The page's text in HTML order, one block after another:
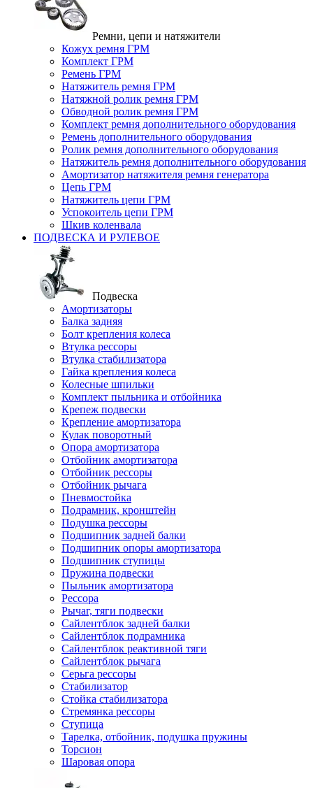
Ремни, цепи и натяжители
Кожух ремня ГРМ
Комплект ГРМ
Ремень ГРМ
Натяжитель ремня ГРМ
Натяжной ролик ремня ГРМ
Обводной ролик ремня ГРМ
Комплект ремня дополнительного оборудования
Ремень дополнительного оборудования
Ролик ремня дополнительного оборудования
Натяжитель ремня дополнительного оборудования
Амортизатор натяжителя ремня генератора
Цепь ГРМ
Натяжитель цепи ГРМ
Успокоитель цепи ГРМ
Шкив коленвала
ПОДВЕСКА И РУЛЕВОЕ
Подвеска
Амортизаторы
Балка задняя
Болт крепления колеса
Втулка рессоры
Втулка стабилизатора
Гайка крепления колеса
Колесные шпильки
Комплект пыльника и отбойника
Крепеж подвески
Крепление амортизатора
Кулак поворотный
Опора амортизатора
Отбойник амортизатора
Отбойник рессоры
Отбойник рычага
Пневмостойка
Подрамник, кронштейн
Подушка рессоры
Подшипник задней балки
Подшипник опоры амортизатора
Подшипник ступицы
Пружина подвески
Пыльник амортизатора
Рессора
Рычаг, тяги подвески
Сайлентблок задней балки
Сайлентблок подрамника
Сайлентблок реактивной тяги
Сайлентблок рычага
Серьга рессоры
Стабилизатор
Стойка стабилизатора
Стремянка рессоры
Ступица
Тарелка, отбойник, подушка пружины
Торсион
Шаровая опора